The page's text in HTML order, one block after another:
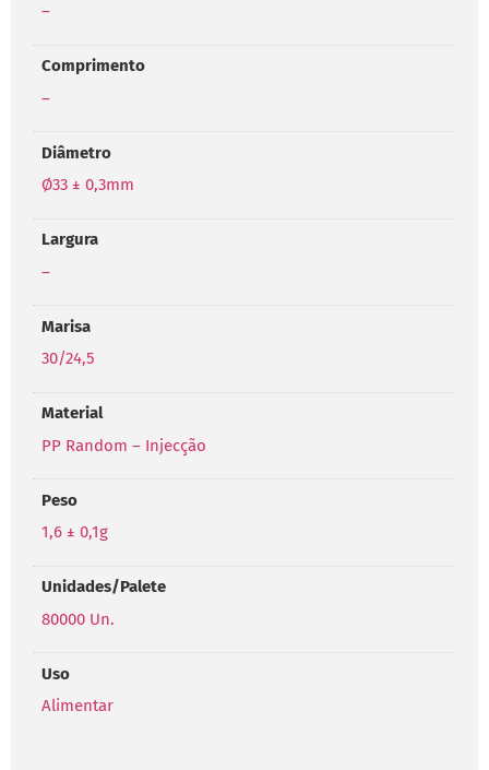
–
Comprimento
–
Diâmetro
Ø33 ± 0,3mm
Largura
–
Marisa
30/24,5
Material
PP Random – Injecção
Peso
1,6 ± 0,1g
Unidades/Palete
80000 Un.
Uso
Alimentar